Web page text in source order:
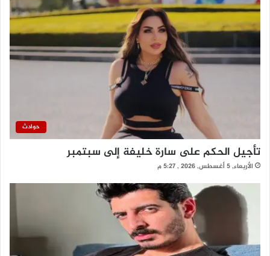
حوادث
تأجيل الحكم على سارة خليفة إلى سبتمبر
الأربعاء, 5 أغسطس, 2026 , 5:27 م